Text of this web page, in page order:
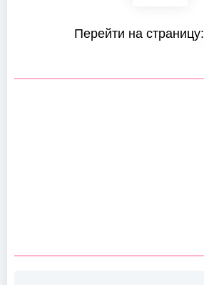
Перейти на страницу: